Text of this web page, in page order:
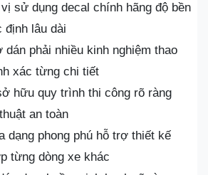
sử dụng decal chính hãng độ bền
định lâu dài
dán phải nhiều kinh nghiệm thao
xác từng chi tiết
hữu quy trình thi công rõ ràng
an toàn
dạng phong phú hỗ trợ thiết kế
từng dòng xe khác